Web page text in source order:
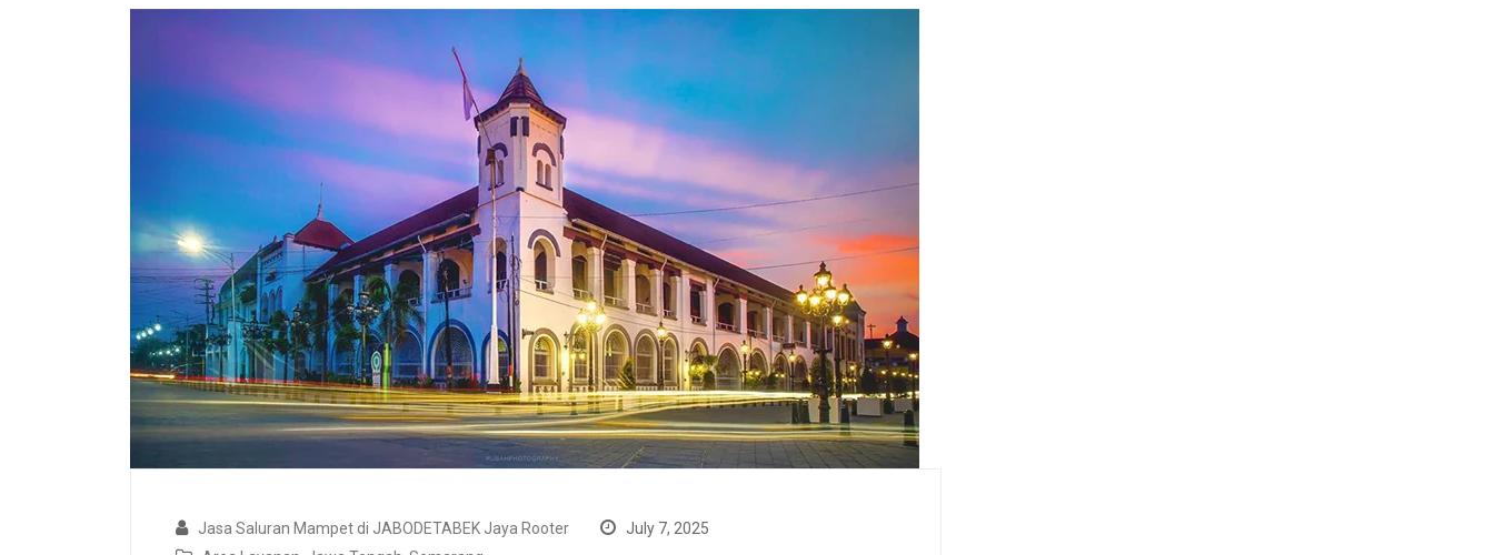
Jasa Saluran Mampet di JABODETABEK Jaya Rooter
July 7, 2025